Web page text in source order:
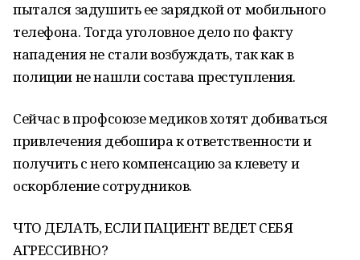
пытался задушить ее зарядкой от мобильного
телефона. Тогда уголовное дело по факту
нападения не стали возбуждать, так как в
полиции не нашли состава преступления.
Сейчас в профсоюзе медиков хотят добиваться
привлечения дебошира к ответственности и
получить с него компенсацию за клевету и
оскорбление сотрудников.
ЧТО ДЕЛАТЬ, ЕСЛИ ПАЦИЕНТ ВЕДЕТ СЕБЯ
АГРЕССИВНО?